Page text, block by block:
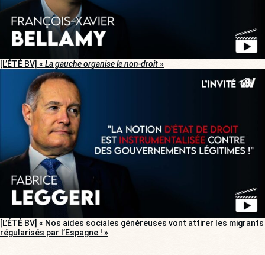
[L’ÉTÉ BV] « La gauche organise le non-droit»
[L’ÉTÉ BV] « Nos aides sociales généreuses vont attirer les migrants
régularisés par l’Espagne ! »